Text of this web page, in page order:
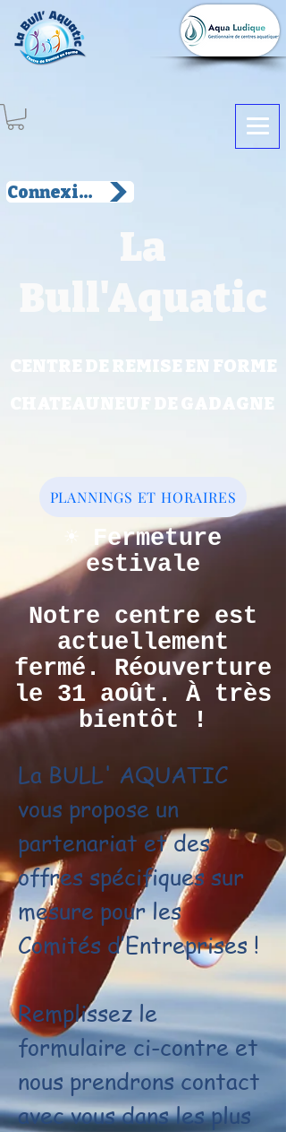
Connexion
La
Bull'Aquatic
CENTRE DE REMISE EN FORME
CHATEAUNEUF DE GADAGNE
PLANNINGS ET HORAIRES
☀️ Fermeture
estivale
Notre centre est
actuellement
fermé. Réouverture
le 31 août. À très
bientôt !
La BULL' AQUATIC
vous propose un
partenariat et des
offres spécifiques sur
mesure pour les
Comités d’Entreprises !
Remplissez le
formulaire ci-contre et
nous prendrons contact
avec vous dans les plus